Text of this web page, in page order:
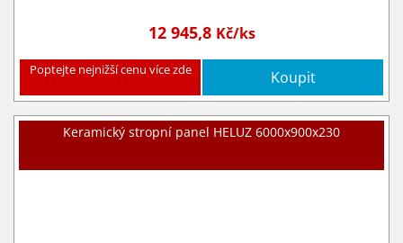
12 945,8 Kč/ks
Poptejte nejnižší cenu více zde Koupit
Keramický stropní panel HELUZ 6000x900x230